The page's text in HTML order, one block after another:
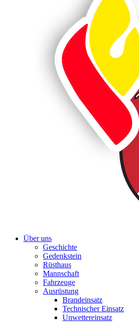
Über uns
Geschichte
Gedenkstein
Rüsthaus
Mannschaft
Fahrzeuge
Ausrüstung
Brandeinsatz
Technischer Einsatz
Unwettereinsatz